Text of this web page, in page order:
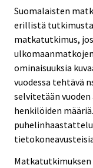
Suomalaisten
erillistä
matkatutkimus,
ominaisuuksia
vuodessa tehtävä
selvitetään
henkilöiden